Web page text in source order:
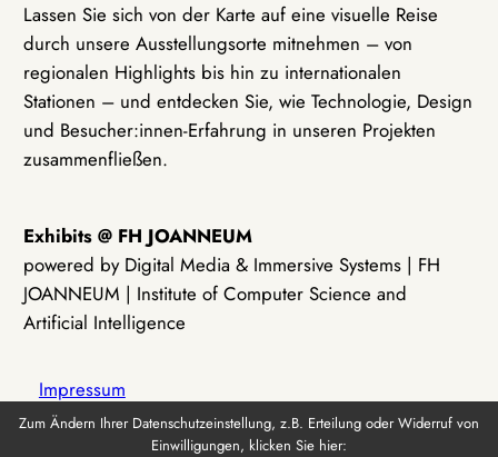
Lassen Sie sich von der Karte auf eine visuelle Reise
durch unsere Ausstellungsorte mitnehmen – von
regionalen Highlights bis hin zu internationalen
Stationen – und entdecken Sie, wie Technologie, Design
und Besucher:innen-Erfahrung in unseren Projekten
zusammenfließen.
Exhibits @ FH JOANNEUM
powered by Digital Media & Immersive Systems | FH
JOANNEUM | Institute of Computer Science and
Artificial Intelligence
Impressum
Zum Ändern Ihrer Datenschutzeinstellung, z.B. Erteilung oder Widerruf von
Einwilligungen, klicken Sie hier: